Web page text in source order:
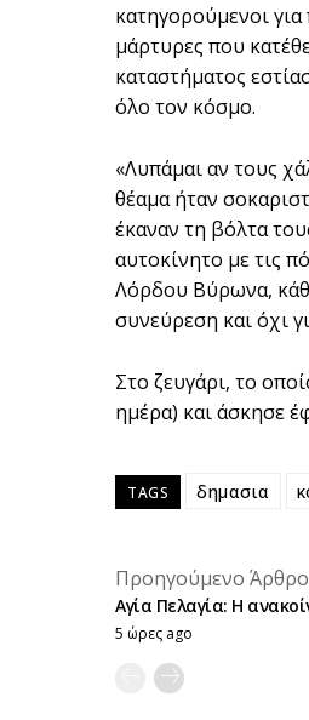
κατηγορούμενοι
μάρτυρες που
καταστήματος
όλο τον κόσμο.
«Λυπάμαι αν τους
θέαμα ήταν
έκαναν τη βόλτα
αυτοκίνητο με τις
Λόρδου Βύρωνα,
συνεύρεση και όχι
Στο ζευγάρι, το
ημέρα) και άσκησε
TAGS δημασια
Προηγούμενο Άρθρο
Αγία Πελαγία: Η
5 ώρες ago